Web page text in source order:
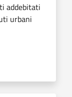
addebitati
urbani